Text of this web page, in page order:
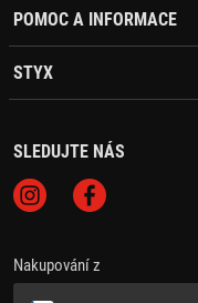
POMOC A INFORMACE
STYX
SLEDUJTE NÁS
Nakupování z